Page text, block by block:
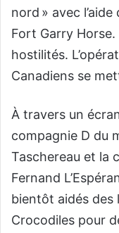
nord » avec
Fort Garry Horse.
hostilités.
Canadiens se
À travers un
compagnie D du
Taschereau et la
Fernand
bientôt aidés des
Crocodiles pour